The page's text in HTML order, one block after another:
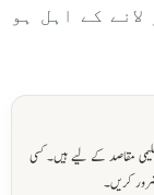
مقاصد کے لیے ہیں۔ کسی
کریں۔